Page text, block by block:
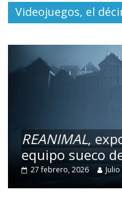
Videojuegos, el
REANIMAL,
equipo sueco
27 febrero, 2026